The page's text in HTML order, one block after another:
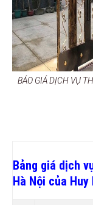
BÁO GIÁ DỊCH VỤ
Bảng giá dịch
Hà Nội của Huy